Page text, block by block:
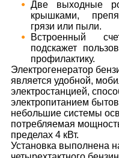
Две выходные
крышками,
грязи или пыли.
Встроенный
подскажет
профилактику.
Электрогенератор
является удобной,
электростанцией,
электропитанием
небольшие системы
потребляемая
пределах 4 кВт.
Установка выполнена